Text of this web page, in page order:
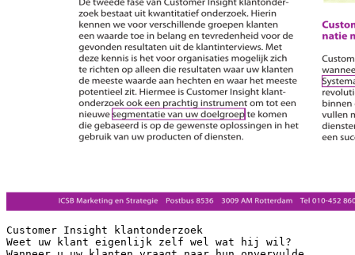
Customer Insight klantonderzoek
Weet uw klant eigenlijk zelf wel wat hij wil?